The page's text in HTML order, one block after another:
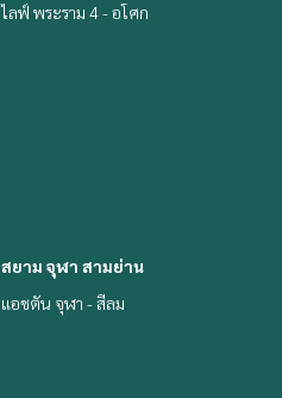
ไลฟ์ พระราม 4 - อโศก
สยาม จุฬา สามย่าน
แอชตัน จุฬา - สีลม